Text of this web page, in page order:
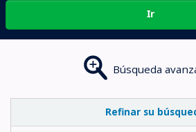
Ir
Búsqueda
Refinar su